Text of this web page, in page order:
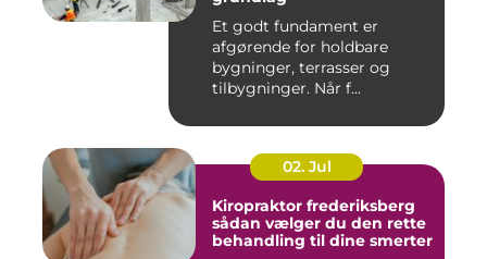
Et godt fundament er
afgørende for holdbare
bygninger, terrasser og
tilbygninger. Når f...
02. Jul
Kiropraktor frederiksberg
sådan vælger du den rette
behandling til dine smerter